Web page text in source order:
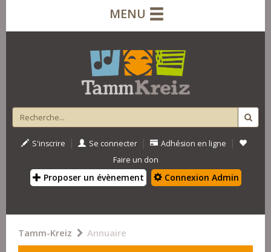
MENU
S'inscrire | Se connecter | Adhésion en ligne |
Faire un don
Proposer un évènement Connexion Admin
Tamm-Kreiz Annuaire